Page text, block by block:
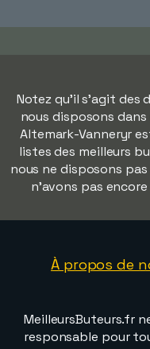
Notez qu'il s'agit des
nous disposons
Altemark-Vanneryr
listes des meilleurs
nous ne disposons
n'avons pas
À propos de
MeilleursButeurs.fr
responsable pour